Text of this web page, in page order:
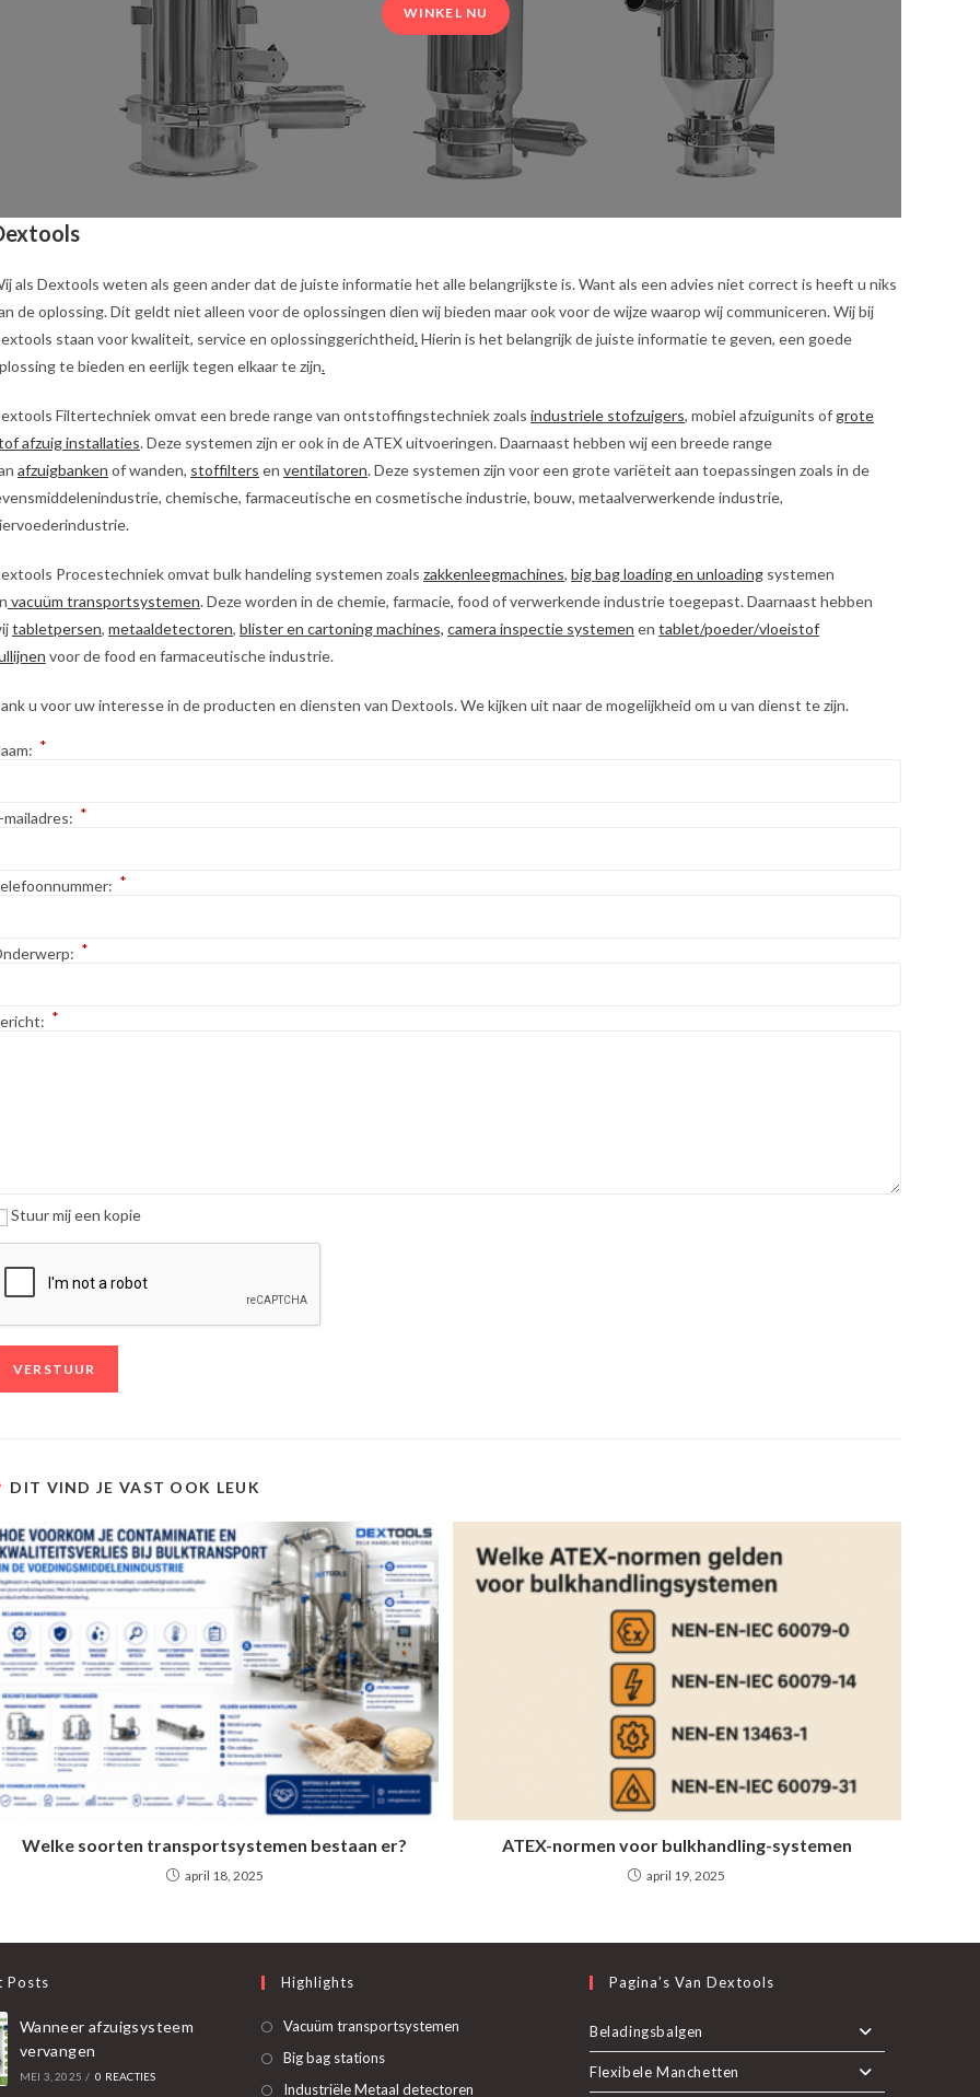
WINKEL NU
als Dextools weten als geen ander dat de juiste informatie het alle belangrijkste is. Want als een advies niet correct is heeft u niks
de oplossing. Dit geldt niet alleen voor de oplossingen dien wij bieden maar ook voor de wijze waarop wij communiceren. Wij bij
staan voor kwaliteit, service en oplossinggerichtheid.Hierin is het belangrijk de juiste informatie te geven, een goede
te bieden en eerlijk tegen elkaar te zijn.
Filtertechniek omvat een brede range van ontstoffingstechniek zoals industriele stofzuigers, mobiel afzuigunits of grote
afzuig installaties. Deze systemen zijn er ook in de ATEX uitvoeringen. Daarnaast hebben wij een breede range
afzuigbanken of wanden, stoffilters en ventilatoren. Deze systemen zijn voor een grote variëteit aan toepassingen zoals in de
chemische, farmaceutische en cosmetische industrie, bouw, metaalverwerkende industrie,
Procestechniek omvat bulk handeling systemen zoals zakkenleegmachines, big bag loading en unloading systemen
vacuüm transportsystemen. Deze worden in de chemie, farmacie, food of verwerkende industrie toegepast. Daarnaast hebben
tabletpersen, metaaldetectoren, blister en cartoning machines, camera inspectie systemen en tablet/poeder/vloeistof
voor de food en farmaceutische industrie.
u voor uw interesse in de producten en diensten van Dextools. We kijken uit naar de mogelijkheid om u van dienst te zijn.
*
mailadres: *
*
*
*
Stuur mij een kopie
DIT VIND JE VAST OOK LEUK
Welke soorten transportsystemen bestaan er?
april 18, 2025
ATEX-normen voor bulkhandling-systemen
april 19, 2025
Posts
Wanneer afzuigsysteem
vervangen
MEI 3, 2025 / 0 REACTIES
Highlights
Vacuüm transportsystemen
Big bag stationsOpent
in
Industriële Metaal detectoren
Pagina’s Van Dextools
Beladingsbalgen
Flexibele Manchetten